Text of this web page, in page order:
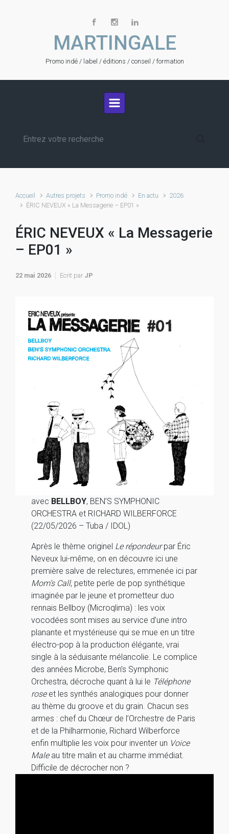
MARTINGALE
Promo indé / label / éditions / conseil / formation
Accueil Autres projets Promo indé En actu
2026
ÉRIC NEVEUX « La Messagerie – EP01 »
ÉRIC NEVEUX « La Messagerie
– EP01 »
22 mai 2026 Ecrit par JP
avec BELLBOY, BEN’S SYMPHONIC
ORCHESTRA et RICHARD WILBERFORCE
(22/05/2026 – Tuba / IDOL)
Après le thème originel Le répondeurpar Éric
Neveux lui-même, on en découvre ici une
première salve de relectures, emmenée ici par
Mom’s Call, petite perle de pop synthétique
imaginée par le jeune et prometteur duo
rennais Bellboy (Microqlima) : les voix
vocodées sont mises au service d’une intro
planante et mystérieuse qui se mue en un titre
électro-pop à la production élégante, vrai
single à la séduisante mélancolie. Le complice
des années Microbe, Ben’s Symphonic
Orchestra, décroche quant à lui le Téléphone
roseet les synthés analogiques pour donner
au thème du groove et du grain. Chacun ses
armes : chef du Chœur de l’Orchestre de Paris
et de la Philharmonie, Richard Wilberforce
enfin multiplie les voix pour inventer un Voice
Maleau titre malin et au charme immédiat.
Difficile de décrocher non ?